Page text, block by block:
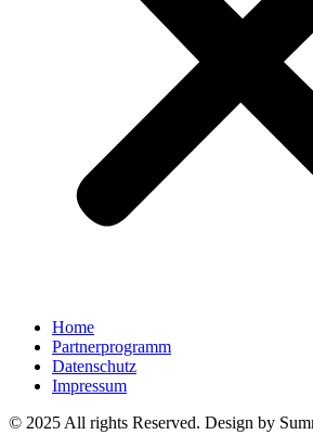
Home
Partnerprogramm
Datenschutz
Impressum
© 2025 All rights Reserved. Design by